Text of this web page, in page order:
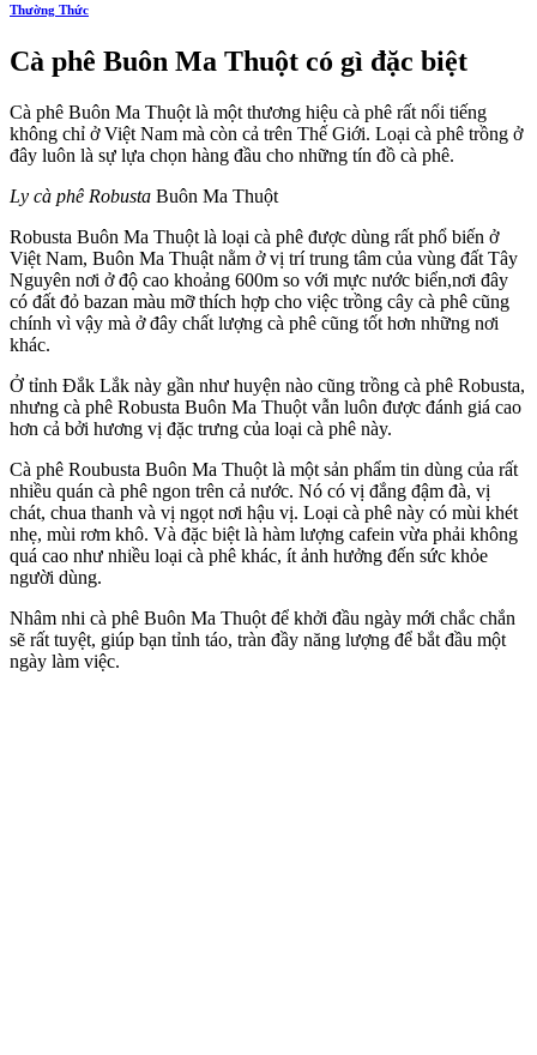
Thường Thức
Cà phê Buôn Ma Thuột có gì đặc biệt
Cà phê Buôn Ma Thuột là một thương hiệu cà phê rất nổi tiếng
không chỉ ở Việt Nam mà còn cả trên Thế Giới. Loại cà phê trồng ở
đây luôn là sự lựa chọn hàng đầu cho những tín đồ cà phê.
Ly cà phê Robusta Buôn Ma Thuột
Robusta Buôn Ma Thuột là loại cà phê được dùng rất phổ biến ở
Việt Nam, Buôn Ma Thuật nằm ở vị trí trung tâm của vùng đất Tây
Nguyên nơi ở độ cao khoảng 600m so với mực nước biển,nơi đây
có đất đỏ bazan màu mỡ thích hợp cho việc trồng cây cà phê cũng
chính vì vậy mà ở đây chất lượng cà phê cũng tốt hơn những nơi
khác.
Ở tỉnh Đắk Lắk này gần như huyện nào cũng trồng cà phê Robusta,
nhưng cà phê Robusta Buôn Ma Thuột vẫn luôn được đánh giá cao
hơn cả bởi hương vị đặc trưng của loại cà phê này.
Cà phê Roubusta Buôn Ma Thuột là một sản phẩm tin dùng của rất
nhiều quán cà phê ngon trên cả nước. Nó có vị đắng đậm đà, vị
chát, chua thanh và vị ngọt nơi hậu vị. Loại cà phê này có mùi khét
nhẹ, mùi rơm khô. Và đặc biệt là hàm lượng cafein vừa phải không
quá cao như nhiều loại cà phê khác, ít ảnh hưởng đến sức khỏe
người dùng.
Nhâm nhi cà phê Buôn Ma Thuột để khởi đầu ngày mới chắc chắn
sẽ rất tuyệt, giúp bạn tỉnh táo, tràn đầy năng lượng để bắt đầu một
ngày làm việc.